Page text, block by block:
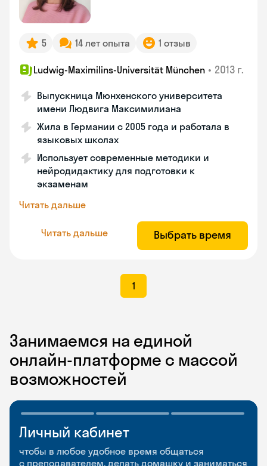
5 14 лет опыта 1 отзыв
Ludwig-Maximilins-Universität München • 2013 г.
Выпускница Мюнхенского университета
имени Людвига Максимилиана
Жила в Германии с 2005 года и работала в
языковых школах
Использует современные методики и
нейродидактику для подготовки к
экзаменам
Читать дальше
Читать дальше Выбрать время
1
Занимаемся на единой
онлайн-платформе с массой
возможностей
Личный кабинет
чтобы в любое удобное время общаться
с преподавателем, делать домашку и заниматься
Мобильное
приложение
Разговорные клубы
и Talks